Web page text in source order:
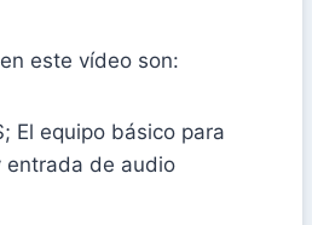
este vídeo son:
El equipo básico para
entrada de audio